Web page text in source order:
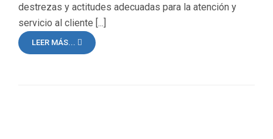
destrezas y actitudes adecuadas para la atención y
servicio al cliente [...]
LEER MÁS...